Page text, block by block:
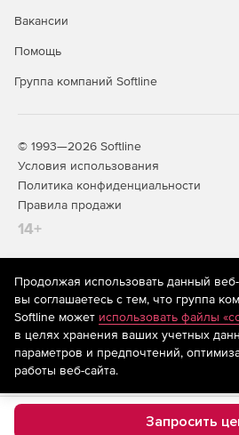
Запросить
Вакансии
Помощь
Группа компаний Softline
© 1993—2026 Softline
Условия использования
Политика конфиденциальности
Правила продажи
14+
На информационном ресурсе
рекомендательные технологии
предоставления информации на
систематизации и анализа сведений,
предпочтениям пользователей сети
находящихся на территории
Продолжая использовать данный веб-
вы соглашаетесь с тем, что группа
Softline может использовать файлы
в целях хранения ваших учетных
параметров и предпочтений,
работы веб-сайта.